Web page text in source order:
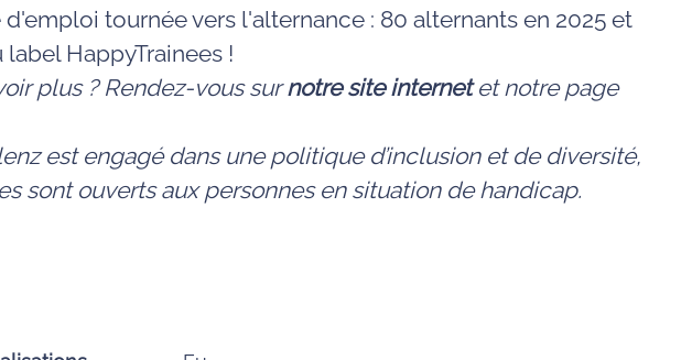
tournée vers l'alternance : 80 alternants en 2025 et
HappyTrainees !
plus ? Rendez-vous surnotre site internet et notre page
est engagé dans une politique d’inclusion et de diversité,
sont ouverts aux personnes en situation de handicap.